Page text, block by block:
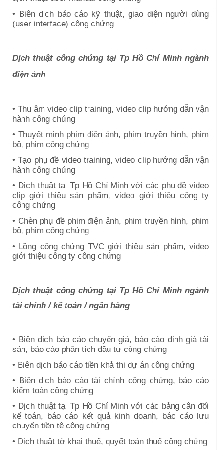
• Biên dịch báo cáo kỹ thuật, giao diện người dùng
(user interface) công chứng
Dịch thuật công chứng tại Tp Hồ Chí Minhngành
điện ảnh
• Thu âm video clip training, video clip hướng dẫn vận
hành công chứng
• Thuyết minh phim điện ảnh, phim truyền hình, phim
bộ, phim công chứng
• Tạo phụ đề video training, video clip hướng dẫn vận
hành công chứng
• Dịch thuật tại Tp Hồ Chí Minh với các phụ đề video
clip giới thiệu sản phẩm, video giới thiệu công ty
công chứng
• Chèn phụ đề phim điện ảnh, phim truyền hình, phim
bộ, phim công chứng
• Lồng công chứng TVC giới thiệu sản phẩm, video
giới thiệu công ty công chứng
Dịch thuật công chứng tại Tp Hồ Chí Minh ngành
tài chính / kế toán / ngân hàng
• Biên dịch báo cáo chuyển giá, báo cáo định giá tài
sản, báo cáo phân tích đầu tư công chứng
• Biên dịch báo cáo tiền khả thi dự án công chứng
• Biên dịch báo cáo tài chính công chứng, báo cáo
kiểm toán công chứng
• Dịch thuật tại Tp Hồ Chí Minh với các bảng cân đối
kế toán, báo cáo kết quả kinh doanh, báo cáo lưu
chuyển tiền tệ công chứng
• Dịch thuật tờ khai thuế, quyết toán thuế công chứng